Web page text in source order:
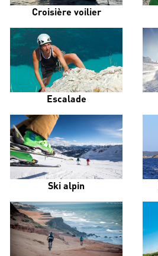
Croisière voilier
Escalade
Ski alpin